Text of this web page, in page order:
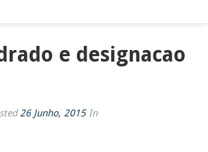
e designacao
26 Junho, 2015 In